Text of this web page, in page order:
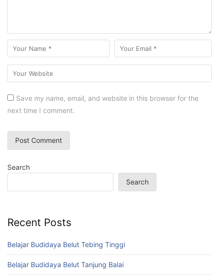
Save my name, email, and website in this browser for the
next time I comment.
Search
Search
Recent Posts
Belajar Budidaya Belut Tebing Tinggi
Belajar Budidaya Belut Tanjung Balai